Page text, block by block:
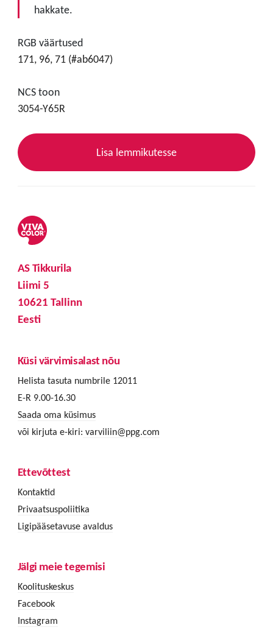
hakkate.
RGB väärtused
171, 96, 71 (#ab6047)
NCS toon
3054-Y65R
Lisa lemmikutesse
AS Tikkurila
Liimi 5
10621 Tallinn
Eesti
Küsi värvimisalast nõu
Helista tasuta numbrile 12011
E-R 9.00-16.30
Saada oma küsimus
või kirjuta e-kiri: varviliin@ppg.com
Ettevõttest
Kontaktid
Privaatsuspoliitika
Ligipääsetavuse avaldus
Jälgi meie tegemisi
Koolituskeskus
Facebook
Instagram